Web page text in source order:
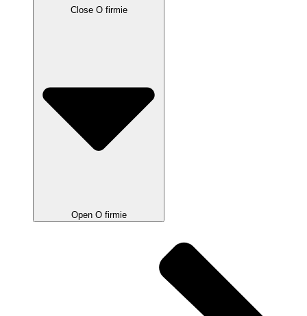
Close O firmie
Open O firmie